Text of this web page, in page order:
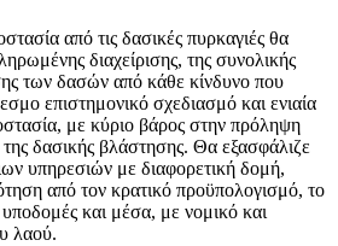
από τις δασικές πυρκαγιές θα
διαχείρισης, της συνολικής
των δασών από κάθε κίνδυνο που
επιστημονικό σχεδιασμό και ενιαία
με κύριο βάρος στην πρόληψη
της δασικής βλάστησης. Θα εξασφάλιζε
υπηρεσιών με διαφορετική δομή,
από τον κρατικό προϋπολογισμό, το
και μέσα, με νομικό και
λαού.